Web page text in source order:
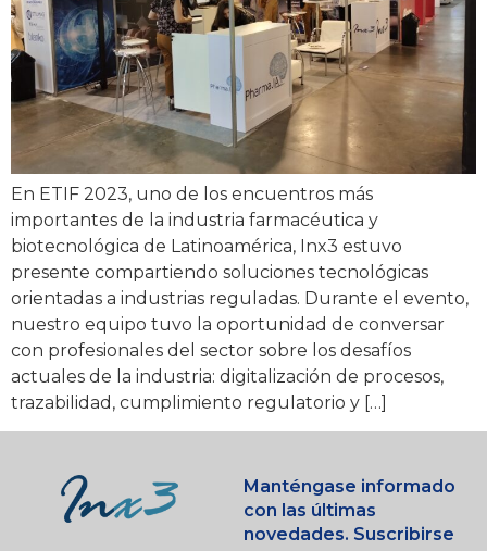
En ETIF 2023, uno de los encuentros más
importantes de la industria farmacéutica y
biotecnológica de Latinoamérica, Inx3 estuvo
presente compartiendo soluciones tecnológicas
orientadas a industrias reguladas. Durante el evento,
nuestro equipo tuvo la oportunidad de conversar
con profesionales del sector sobre los desafíos
actuales de la industria: digitalización de procesos,
trazabilidad, cumplimiento regulatorio y […]
Manténgase informado
con las últimas
novedades. Suscribirse